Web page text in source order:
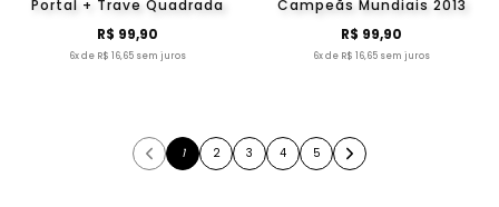
Portal + Trave Quadrada
R$ 99,90
6x de R$ 16,65 sem juros
Campeãs Mundiais 2013
R$ 99,90
6x de R$ 16,65 sem juros
1 2 3 4 5